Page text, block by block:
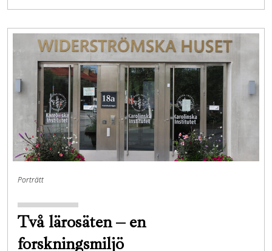
Porträtt
Två lärosäten – en
forskningsmiljö